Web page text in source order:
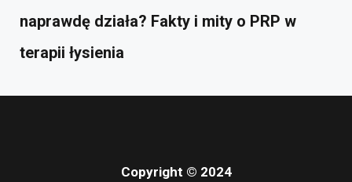
naprawdę działa? Fakty i mity o PRP w
terapii łysienia
Copyright © 2024